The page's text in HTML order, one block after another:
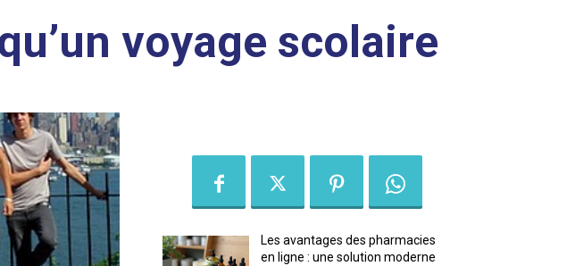
voyage scolaire
Les avantages des pharmacies
en ligne : une solution moderne